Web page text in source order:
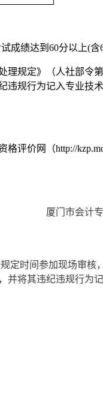
成绩达到60分以上(含
理规定》（人社部令
违规行为记入专业技
评价网（http://
厦门市会计
定时间参加现场审核
并将其违纪违规行为